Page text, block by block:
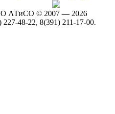
АТиСО © 2007 — 2026
227-48-22, 8(391) 211-17-00.